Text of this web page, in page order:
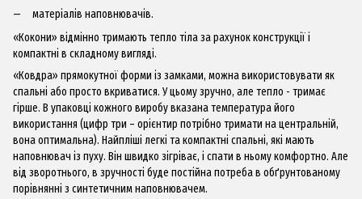
матеріалів наповнювачів.
«Кокони» відмінно тримають тепло тіла за рахунок конструкції і
компактні в складному вигляді.
«Ковдра» прямокутної форми із замками, можна використовувати як
спальні або просто вкриватися. У цьому зручно, але тепло - тримає
гірше. В упаковці кожного виробу вказана температура його
використання (цифр три – орієнтир потрібно тримати на центральній,
вона оптимальна). Найпліші легкі та компактні спальні, які мають
наповнювач із пуху. Він швидко зігріває, і спати в ньому комфортно. Але
від зворотнього, в зручності буде постійна потреба в обґрунтованому
порівнянні з синтетичним наповнювачем.